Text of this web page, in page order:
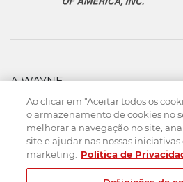
A WAYNE
PRODUTOS
FORÇA DE VENDAS
ASSISTÊNCIA TÉCNICA
DOWNLOADS
CONTATO
Ao clicar em "Aceitar todos os
o armazenamento de cookies no
melhorar a navegação no site,
site e ajudar nas nossas iniciativas
marketing.
Política de